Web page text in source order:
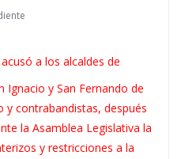
a los alcaldes de
Ignacio y San Fernando de
contrabandistas, después
la Asamblea Legislativa la
y restricciones a la